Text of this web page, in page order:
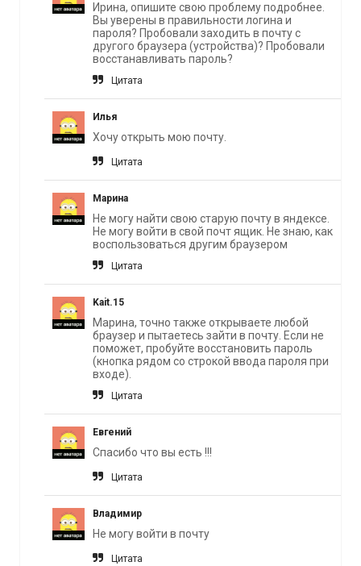
Ирина, опишите свою проблему подробнее.
Вы уверены в правильности логина и
пароля? Пробовали заходить в почту с
другого браузера (устройства)? Пробовали
восстанавливать пароль?
Цитата
Илья
Хочу открыть мою почту.
Цитата
Марина
Не могу найти свою старую почту в яндексе.
Не могу войти в свой почт ящик. Не знаю, как
воспользоваться другим браузером
Цитата
Kait.15
Марина, точно также открываете любой
браузер и пытаетесь зайти в почту. Если не
поможет, пробуйте восстановить пароль
(кнопка рядом со строкой ввода пароля при
входе).
Цитата
Евгений
Спасибо что вы есть !!!
Цитата
Владимир
Не могу войти в почту
Цитата